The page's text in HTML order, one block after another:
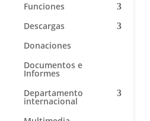
Funciones
Descargas
Donaciones
Documentos e
Informes
Departamento
internacional